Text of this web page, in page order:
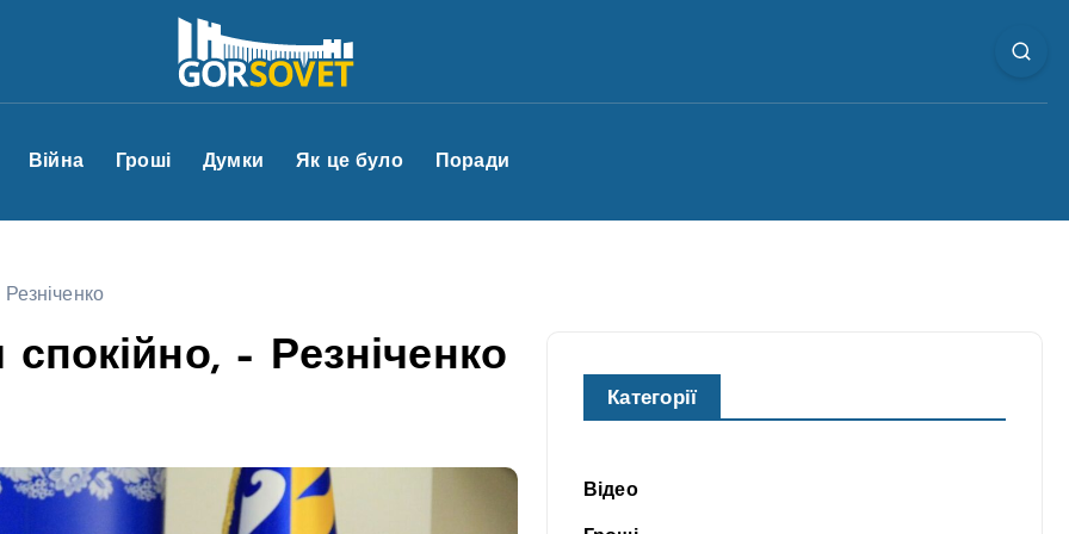
Війна Гроші Думки Як це було Поради
– Резніченко
Категорії
Відео